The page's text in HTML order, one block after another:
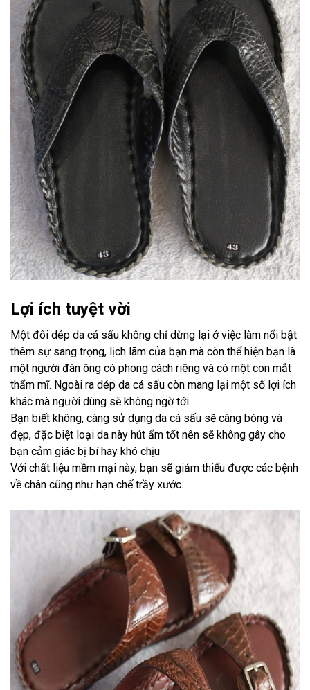
Lợi ích tuyệt vời
Một đôi dép da cá sấu không chỉ dừng lại ở việc làm nổi bật
thêm sự sang trọng, lịch lãm của bạn mà còn thể hiện bạn là
một người đàn ông có phong cách riêng và có một con mắt
thẩm mĩ. Ngoài ra dép da cá sấu còn mang lại một số lợi ích
khác mà người dùng sẽ không ngờ tới.
Bạn biết không, càng sử dụng da cá sấu sẽ càng bóng và
đẹp, đặc biệt loại da này hút ẩm tốt nên sẽ không gây cho
bạn cảm giác bị bí hay khó chịu
Với chất liệu mềm mại này, bạn sẽ giảm thiểu được các bệnh
về chân cũng như hạn chế trầy xước.